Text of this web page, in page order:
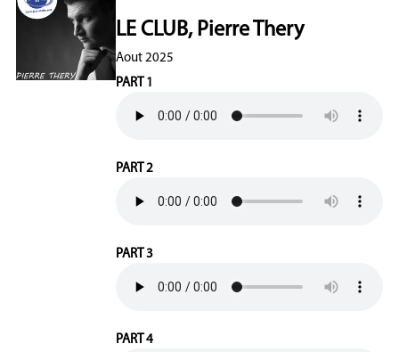
LE CLUB, Pierre Thery
Aout 2025
PART 1
PART 2
PART 3
PART 4